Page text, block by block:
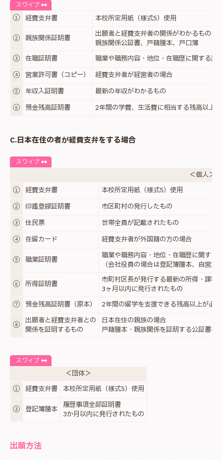
スワイプ
① 経費支弁書 本校所定用紙（様式5）使用
② 親族関係証明書
出願者と経費支弁者の関係がわかるもの
親族関係公証書、戸籍謄本、戸口簿
③ 在職証明書 職業や職務内容・地位・在職歴に関する証
④ 営業許可書（コピー） 経費支弁者が経営者の場合
⑤ 年収入証明書 最新の年収がわかるもの
⑥ 預金残高証明書 2年間の学費、生活費に相当する残高以上
C.日本在住の者が経費支弁をする場合
スワイプ
＜個人＞
① 経費支弁書 本校所定用紙（様式5）使用
② 印鑑登録証明書 市区町村の発行したもの
③ 住民票 世帯全員が記載されたもの
④ 在留カード 経費支弁者が外国籍の方の場合
⑤ 職業証明書
職業や職務内容・地位・在職歴に関する
（会社役員の場合は登記簿謄本、自営
⑥ 所得証明書
市町村区長が発行する最新の所得・課税
3ヶ月以内に発行されたもの
⑦ 預金残高証明書（原本） 2年間の留学を支援できる残高以上が必要
⑧ 出願者と経費支弁者との
関係を証明するもの
日本在住の親族の場合
戸籍謄本・親族関係を証明する公証書な
スワイプ
＜団体＞
① 経費支弁書 本校所定用紙（様式5）使用
③ 登記簿謄本 履歴事項全部証明書
3か月以内に発行されたもの
出願方法